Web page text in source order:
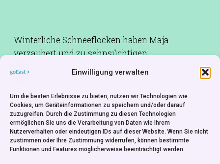
Einwilligung verwalten
Um die besten Erlebnisse zu bieten, nutzen wir Technologien wie
Cookies, um Geräteinformationen zu speichern und/oder darauf
zuzugreifen. Durch die Zustimmung zu diesen Technologien
ermöglichen Sie uns die Verarbeitung von Daten wie Ihrem
Nutzerverhalten oder eindeutigen IDs auf dieser Website. Wenn Sie nicht
zustimmen oder Ihre Zustimmung widerrufen, können bestimmte
Funktionen und Features möglicherweise beeinträchtigt werden.
Winterliche Schneeflocken haben Maja
verzaubert und zu sehnsüchtigen
Liebesträumen inspiriert, von denen sie jeden
Tag aufs Neue begleitet wird. SNEH / SCHNEE
ist eine fantasievolle Utopie mit
melodramatischen Anklängen und reizvoller
Fernostmystik.
Rechte:New Europe Film Sales - Poland